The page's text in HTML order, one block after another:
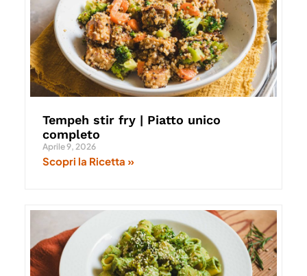
Tempeh stir fry | Piatto unico
completo
Aprile 9, 2026
Scopri la Ricetta »